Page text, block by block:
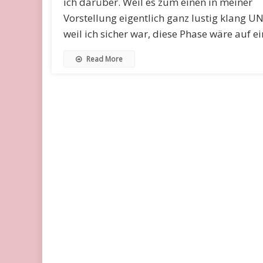
Vorstellung eigentlich ganz lustig klang
weil ich sicher war, diese Phase wäre auf
Read More